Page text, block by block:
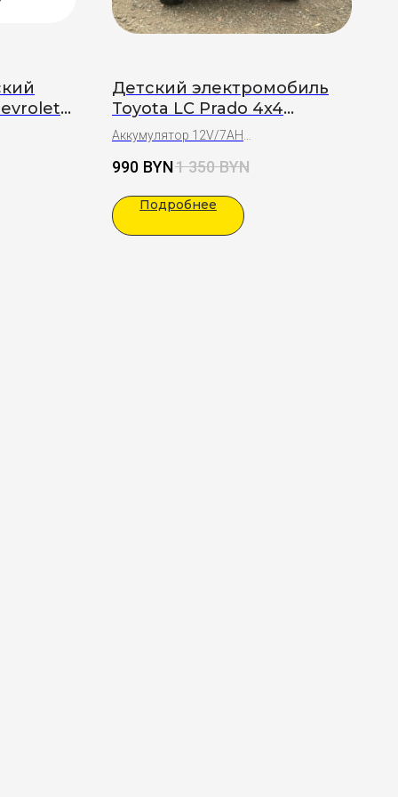
Детский электромобиль
Toyota LC Prado 4x4
Лицензия (белый)
Аккумулятор 12V/7AH
Подарки:
Праздничный бант на капот
990 BYN1 350 BYN
Подробнее